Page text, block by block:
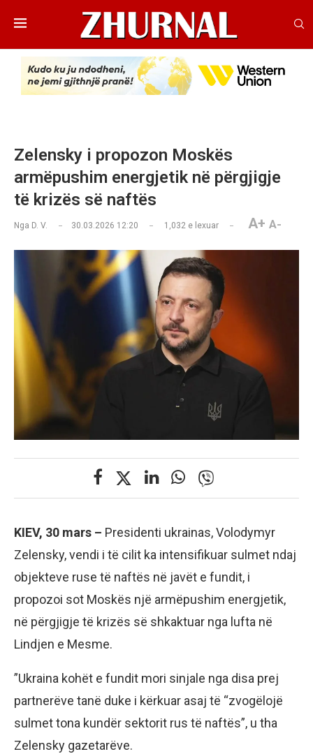
Zelensky i propozon Moskës
armëpushim energjetik në përgjigje
të krizës së naftës
Nga D. V. 30.03.2026 12:20 1,032 e lexuar A+ A-
KIEV, 30 mars – Presidenti ukrainas, Volodymyr
Zelensky, vendi i të cilit ka intensifikuar sulmet ndaj
objekteve ruse të naftës në javët e fundit, i
propozoi sot Moskës një armëpushim energjetik,
në përgjigje të krizës së shkaktuar nga lufta në
Lindjen e Mesme.
”Ukraina kohët e fundit mori sinjale nga disa prej
partnerëve tanë duke i kërkuar asaj të “zvogëlojë
sulmet tona kundër sektorit rus të naftës”, u tha
Zelensky gazetarëve.